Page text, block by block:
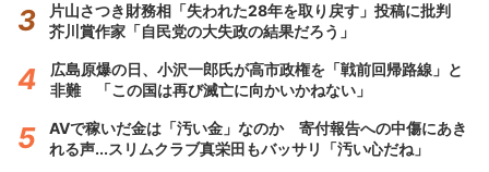
片山さつき財務相「失われた28年を取り戻す」投稿に批判
芥川賞作家「自民党の大失政の結果だろう」
広島原爆の日、小沢一郎氏が高市政権を「戦前回帰路線」と
非難 「この国は再び滅亡に向かいかねない」
AVで稼いだ金は「汚い金」なのか 寄付報告への中傷にあき
れる声...スリムクラブ真栄田もバッサリ「汚い心だね」